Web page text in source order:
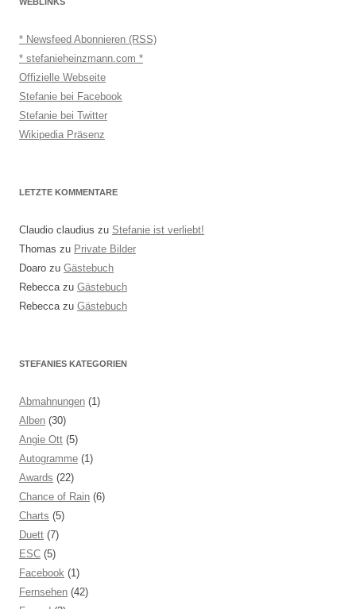
* Newsfeed Abonnieren (RSS)
* stefanieheinzmann.com *
Offizielle Webseite
Stefanie bei Facebook
Stefanie bei Twitter
Wikipedia Präsenz
LETZTE KOMMENTARE
Claudio claudius zu Stefanie ist verliebt!
Thomas zu Private Bilder
Doaro zu Gästebuch
Rebeccazu Gästebuch
Rebeccazu Gästebuch
STEFANIES KATEGORIEN
Abmahnungen (1)
Alben (30)
Angie Ott (5)
Autogramme (1)
Awards (22)
Chance of Rain (6)
Charts (5)
Duett (7)
ESC (5)
Facebook (1)
Fernsehen (42)